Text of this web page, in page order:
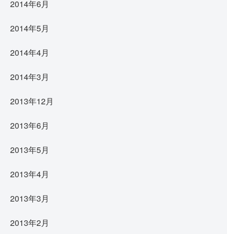
2014年6月
2014年5月
2014年4月
2014年3月
2013年12月
2013年6月
2013年5月
2013年4月
2013年3月
2013年2月